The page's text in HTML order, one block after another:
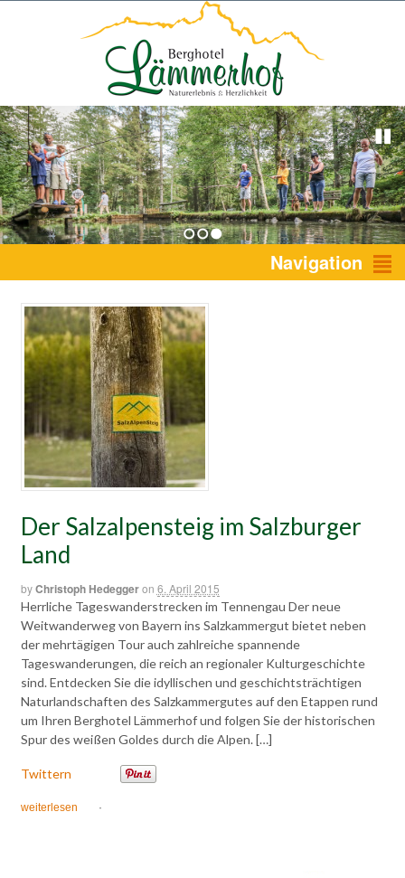
1 2 3 Navigation
Der Salzalpensteig im Salzburger
Land
byChristoph Hedeggeron 6. April 2015
Herrliche Tageswanderstrecken im Tennengau Der neue
Weitwanderweg von Bayern ins Salzkammergut bietet neben
der mehrtägigen Tour auch zahlreiche spannende
Tageswanderungen, die reich an regionaler Kulturgeschichte
sind. Entdecken Sie die idyllischen und geschichtsträchtigen
Naturlandschaften des Salzkammergutes auf den Etappen rund
um Ihren Berghotel Lämmerhof und folgen Sie der historischen
Spur des weißen Goldes durch die Alpen. […]
Twittern
weiterlesen ·